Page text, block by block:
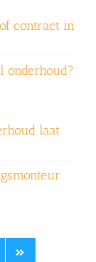
contract in
onderhoud?
laat